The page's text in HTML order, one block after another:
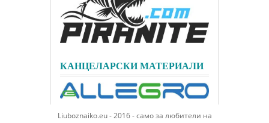
КАНЦЕЛАРСКИ МАТЕРИАЛИ
Liuboznaiko.eu - 2016 - само за любители на